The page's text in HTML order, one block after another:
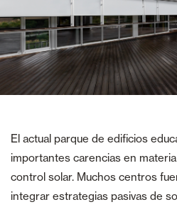
El actual parque de edificios
importantes carencias en
control solar. Muchos centros
integrar estrategias pasivas de